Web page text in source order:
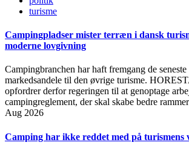
turisme
Campingpladser mister terræn i dansk
moderne lovgivning
Campingbranchen har haft fremgang de seneste
markedsandele til den øvrige turisme.
opfordrer derfor regeringen til at genoptage
campingreglement, der skal skabe bedre
Aug 2026
Camping har ikke reddet med på turismens